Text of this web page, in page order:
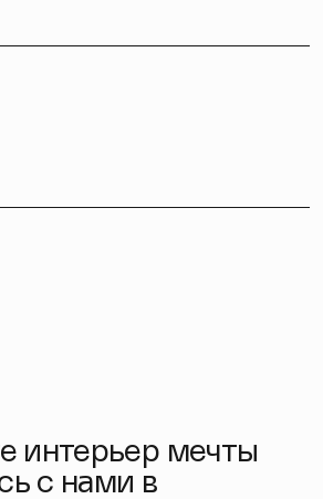
интерьер мечты
с нами в